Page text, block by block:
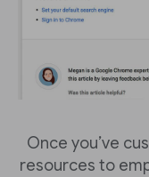
Once you’ve
resources to